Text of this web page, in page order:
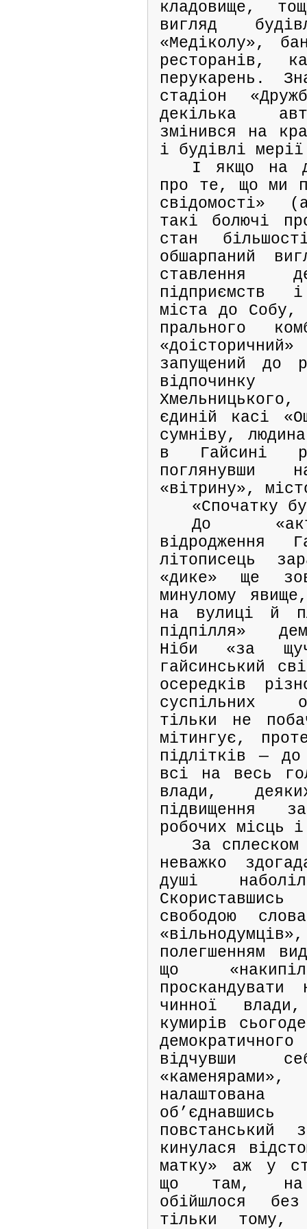
кладовище,
вигляд
«Медіколу»,
ресторанів,
перукарень.
стадіон
декілька
змінився на
і будівлі
І якщо на
про те, що ми
свідомості»
такі болючі
стан
обшарпаний
ставлення
підприємств
міста до Собу,
прального
запущений до
єдиній касі
сумніву,
в Гайсині
поглянувши
«вітрину»,
«Спочатку
До
відродження
літописець
«дике» ще
минулому
на вулиці й
підпілля»
Ніби «за
гайсинський
осередків
суспільних
тільки не
мітингує,
підлітків —
всі на весь
влади,
підвищення
робочих місць
За сплеском
неважко
душі
свободою
полегшенням
що
чинної
кумирів
відчувши
повстанський
кинулася
матку» аж у
що там, на
обійшлося
тільки тому,